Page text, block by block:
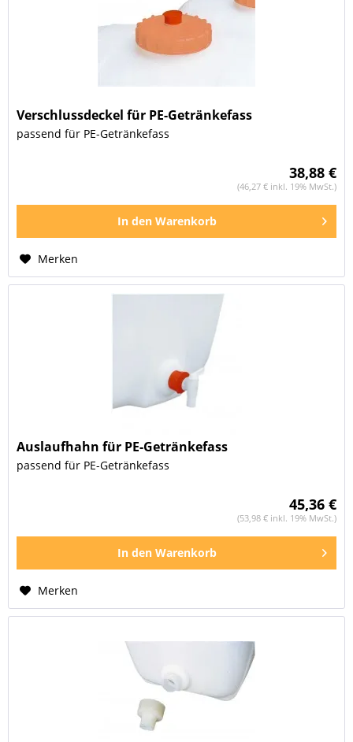
Verschlussdeckel für PE-Getränkefass
passend für PE-Getränkefass
38,88 €
(46,27 € inkl. 19% MwSt.)
In den Warenkorb
Merken
Auslaufhahn für PE-Getränkefass
passend für PE-Getränkefass
45,36 €
(53,98 € inkl. 19% MwSt.)
In den Warenkorb
Merken